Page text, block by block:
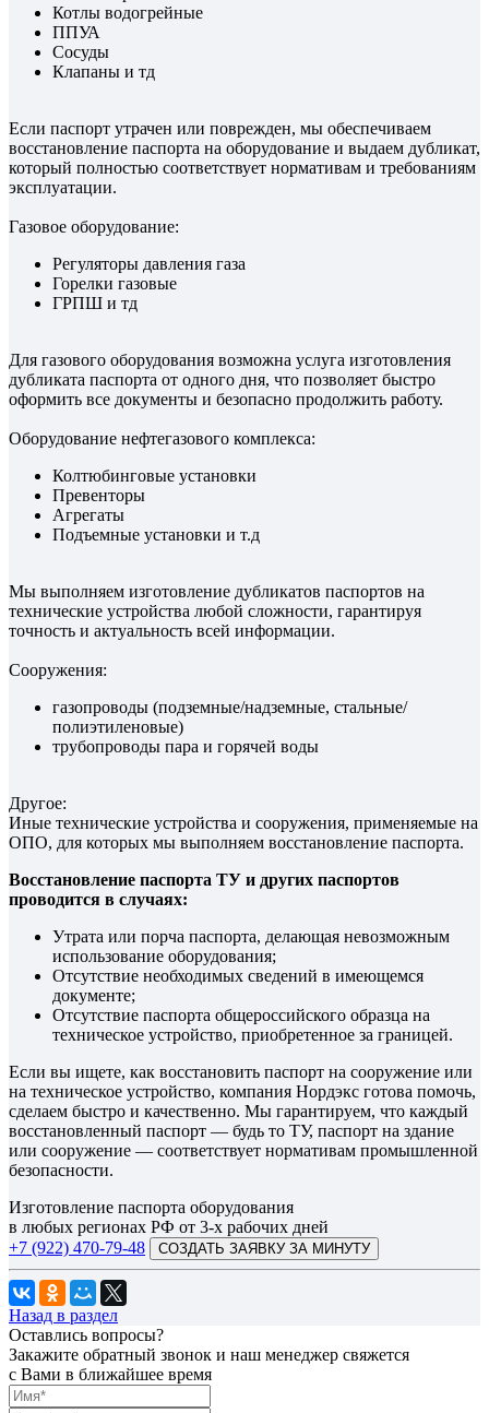
Котлы водогрейные
ППУА
Сосуды
Клапаны и тд
Если паспорт утрачен или поврежден, мы обеспечиваем
восстановление паспорта на оборудование и выдаем дубликат,
который полностью соответствует нормативам и требованиям
эксплуатации.
Газовое оборудование:
Регуляторы давления газа
Горелки газовые
ГРПШ и тд
Для газового оборудования возможна услуга изготовления
дубликата паспорта от одного дня, что позволяет быстро
оформить все документы и безопасно продолжить работу.
Оборудование нефтегазового комплекса:
Колтюбинговые установки
Превенторы
Агрегаты
Подъемные установки и т.д
Мы выполняем изготовление дубликатов паспортов на
технические устройства любой сложности, гарантируя
точность и актуальность всей информации.
Сооружения:
газопроводы (подземные/надземные, стальные/
полиэтиленовые)
трубопроводы пара и горячей воды
Другое:
Иные технические устройства и сооружения, применяемые на
ОПО, для которых мы выполняем восстановление паспорта.
Восстановление паспорта ТУ и других паспортов
проводится в случаях:
Утрата или порча паспорта, делающая невозможным
использование оборудования;
Отсутствие необходимых сведений в имеющемся
документе;
Отсутствие паспорта общероссийского образца на
техническое устройство, приобретенное за границей.
Если вы ищете, как восстановить паспорт на сооружение или
на техническое устройство, компания Нордэкс готова помочь,
сделаем быстро и качественно. Мы гарантируем, что каждый
восстановленный паспорт — будь то ТУ, паспорт на здание
или сооружение — соответствует нормативам промышленной
безопасности.
Изготовление паспорта оборудования
в любых регионах РФ от 3-х рабочих дней
+7 (922) 470-79-48
СОЗДАТЬ ЗАЯВКУ ЗА МИНУТУ
Назад в раздел
Оставлись вопросы?
Закажите обратный звонок и наш менеджер свяжется
с Вами в ближайшее время